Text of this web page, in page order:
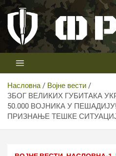
Скип
цонтент
Телевизија
Први војни канал у Србији
Насловна
Војне вести
ЗБОГ ВЕЛИКИХ ГУБИТАКА
50.000 ВОЈНИКА У
ПРИЗНАЊЕ ТЕШКЕ